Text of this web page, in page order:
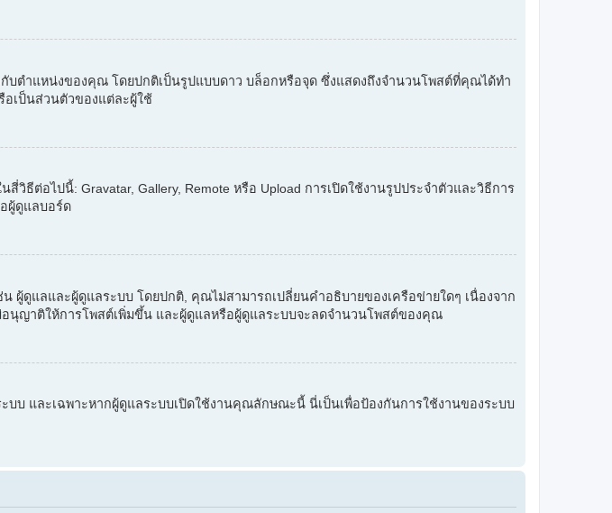
บตำแหน่งของคุณ โดยปกติเป็นรูปแบบดาว บล็อกหรือจุด ซึ่งแสดงถึงจำนวนโพสต์ที่คุณได้ทำ
เป็นส่วนตัวของแต่ละผู้ใช้
ธีต่อไปนี้: Gravatar, Gallery, Remote หรือ Upload การเปิดใช้งานรูปประจำตัวและวิธีการ
ผู้ดูแลบอร์ด
ดูแลและผู้ดูแลระบบ โดยปกติ, คุณไม่สามารถเปลี่ยนคำอธิบายของเครือข่ายใดๆ เนื่องจาก
อนุญาติให้การโพสต์เพิ่มขึ้น และผู้ดูแลหรือผู้ดูแลระบบจะลดจำนวนโพสต์ของคุณ
บบ และเฉพาะหากผู้ดูแลระบบเปิดใช้งานคุณลักษณะนี้ นี่เป็นเพื่อป้องกันการใช้งานของระบบ